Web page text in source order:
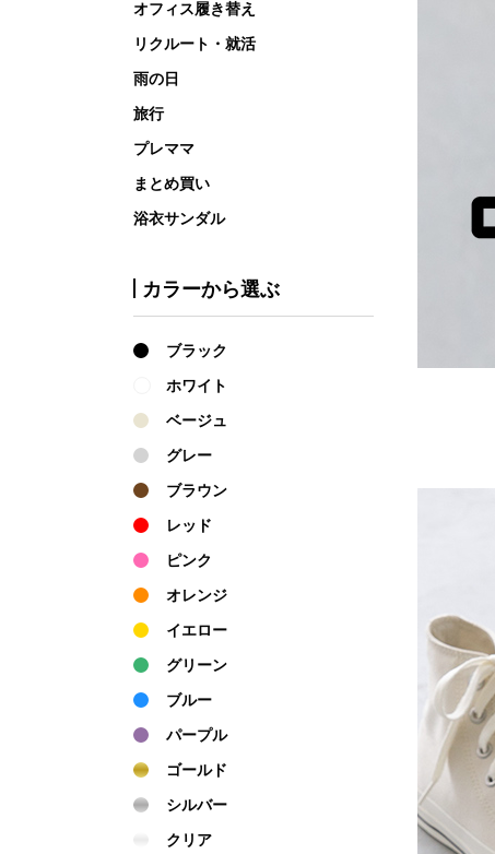
オフィス履き替え
リクルート・就活
雨の日
旅行
プレママ
まとめ買い
浴衣サンダル
カラーから選ぶ
ブラック
ホワイト
ベージュ
グレー
ブラウン
レッド
ピンク
オレンジ
イエロー
グリーン
ブルー
パープル
ゴールド
シルバー
クリア